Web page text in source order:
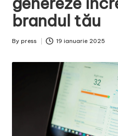
brandul tău
Posted
By press 19 ianuarie 2025